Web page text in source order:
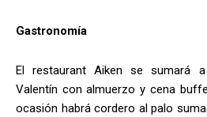
Gastronomía
El restaurant Aiken se sumará
Valentín con almuerzo y cena
ocasión habrá cordero al palo